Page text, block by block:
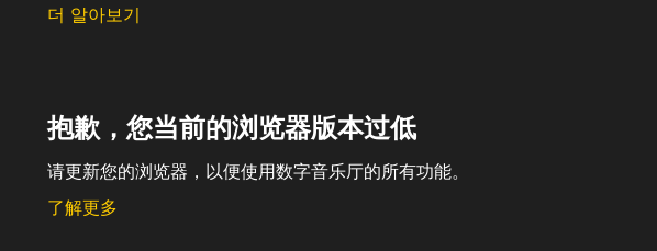
더 알아보기
抱歉，您当前的浏览器版本过低
请更新您的浏览器，以便使用数字音乐厅的所有功能。
了解更多